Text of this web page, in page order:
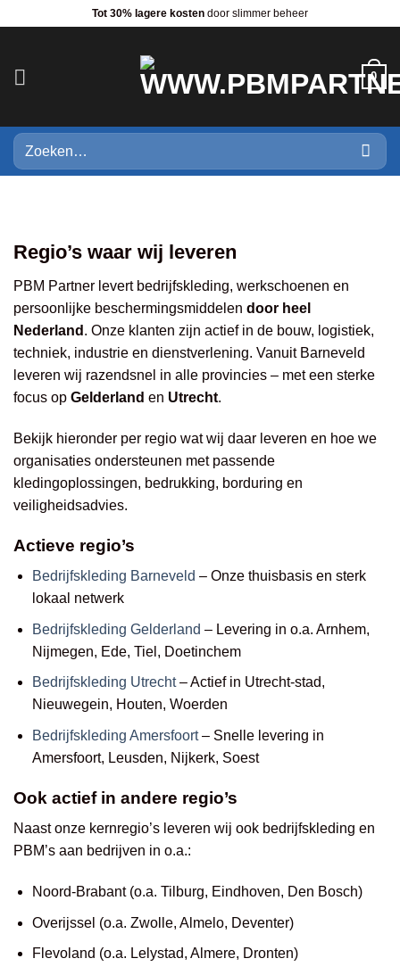
Tot 30% lagere kosten door slimmer beheer
0
Zoeken
naar:
Regio’s waar wij leveren
PBM Partner levert bedrijfskleding, werkschoenen en
persoonlijke beschermingsmiddelen door heel
Nederland . Onze klanten zijn actief in de bouw, logistiek,
techniek, industrie en dienstverlening. Vanuit Barneveld
leveren wij razendsnel in alle provincies – met een sterke
focus op Gelderland en Utrecht.
Bekijk hieronder per regio wat wij daar leveren en hoe we
organisaties ondersteunen met passende
kledingoplossingen, bedrukking, borduring en
veiligheidsadvies.
Actieve regio’s
Bedrijfskleding Barneveld – Onze thuisbasis en sterk
lokaal netwerk
Bedrijfskleding Gelderland – Levering in o.a. Arnhem,
Nijmegen, Ede, Tiel, Doetinchem
Bedrijfskleding Utrecht– Actief in Utrecht-stad,
Nieuwegein, Houten, Woerden
Bedrijfskleding Amersfoort– Snelle levering in
Amersfoort, Leusden, Nijkerk, Soest
Ook actief in andere regio’s
Naast onze kernregio’s leveren wij ook bedrijfskleding en
PBM’s aan bedrijven in o.a.:
Noord-Brabant (o.a. Tilburg, Eindhoven, Den Bosch)
Overijssel (o.a. Zwolle, Almelo, Deventer)
Flevoland (o.a. Lelystad, Almere, Dronten)